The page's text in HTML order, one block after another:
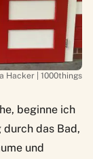
Hacker | 1000things
beginne ich
durch das Bad,
und